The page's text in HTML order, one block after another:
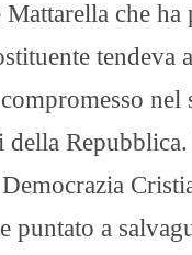
che
puntato a